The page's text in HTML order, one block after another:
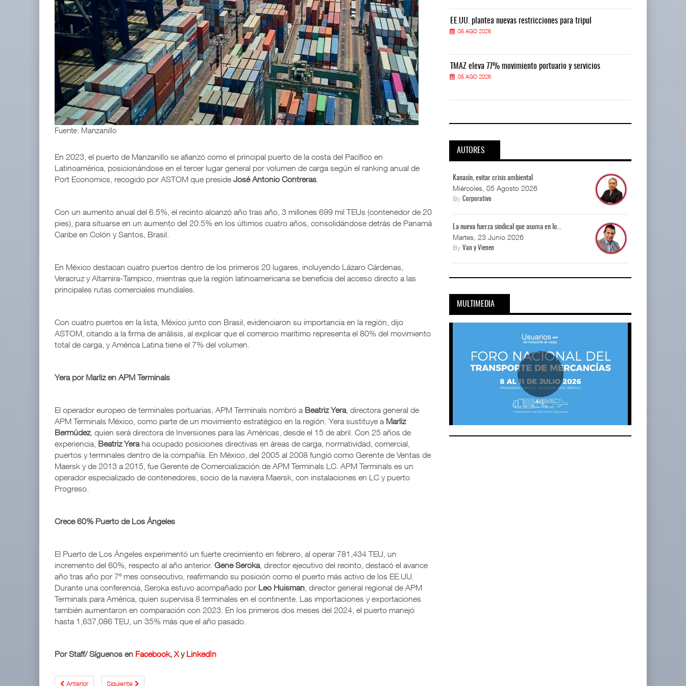
Fuente: Manzanillo
En 2023, el puerto de Manzanillo se afianzó como el principal puerto de la costa del Pacífico en
Latinoamérica, posicionándose en el tercer lugar general por volumen de carga según el ranking anual de
Port Economics, recogido por ASTOM que preside José Antonio Contreras
Con un aumento anual del 6.5%, el recinto alcanzó año tras año, 3 millones 699 mil TEUs (contenedor de 20
pies), para situarse en un aumento del 20.5% en los últimos cuatro años, consolidándose detrás de Panamá
Caribe en Colón y Santos, Brasil.
En México destacan cuatro puertos dentro de los primeros 20 lugares, incluyendo Lázaro Cárdenas,
Veracruz y Altamira-Tampico, mientras que la región latinoamericana se beneficia del acceso directo a las
principales rutas comerciales mundiales.
Con cuatro puertos en la lista, México junto con Brasil, evidenciaron su importancia en la región, dijo
ASTOM, citando a la firma de análisis, al explicar que el comercio marítimo representa el 80% del movimiento
total de carga, y América Latina tiene el 7% del volumen.
Yera por Marliz en APM Terminals
El operador europeo de terminales portuarias, APM Terminals nombró a Beatriz Yera, directora general de
APM Terminals México, como parte de un movimiento estratégico en la región. Yera sustituye a Marliz
Bermúdez, quien será directora de Inversiones para las Américas, desde el 15 de abril. Con 25 años de
experiencia, Beatriz Yeraha ocupado posiciones directivas en áreas de carga, normatividad, comercial,
puertos y terminales dentro de la compañía. En México, del 2005 al 2008 fungió como Gerente de Ventas de
Maersk y de 2013 a 2015, fue Gerente de Comercialización de APM Terminals LC. APM Terminals es un
operador especializado de contenedores, socio de la naviera Maersk, con instalaciones en LC y puerto
Progreso.
Crece 60% Puerto de Los Ángeles
El Puerto de Los Ángeles experimentó un fuerte crecimiento en febrero, al operar 781,434 TEU, un
incremento del 60%, respecto al año anterior. Gene Seroka, director ejecutivo del recinto, destacó el avance
año tras año por 7º mes consecutivo, reafirmando su posición como el puerto más activo de los EE.UU.
Durante una conferencia, Seroka estuvo acompañado por Leo Huisman , director general regional de APM
Terminals para América, quien supervisa 8 terminales en el continente. Las importaciones y exportaciones
también aumentaron en comparación con 2023. En los primeros dos meses del 2024, el puerto manejó
hasta 1,637,086 TEU, un 35% más que el año pasado.
Por Staff/ Síguenos en Facebook, Xy LinkedIn
Anterior Siguiente
EE.UU. plantea nuevas restricciones para tripul
05 AGO 2026
TMAZ eleva 77% movimiento portuario y servicios
05 AGO 2026
EE.UU. plantea nuevas restricciones para tripul
05 AGO 2026
TMAZ eleva 77% movimiento portuario y servicios
05 AGO 2026
EE.UU. plantea nuevas restricciones para tripul
05 AGO 2026
TMAZ eleva 77% movimiento portuario y servicios
05 AGO 2026
AUTORES
Kanasín, evitar crisis ambiental
Miércoles, 05 Agosto 2026
ByCorporativo
La nueva fuerza sindical que asoma en lo...
Martes, 23 Junio 2026
ByVan y Vienen
MULTIMEDIA